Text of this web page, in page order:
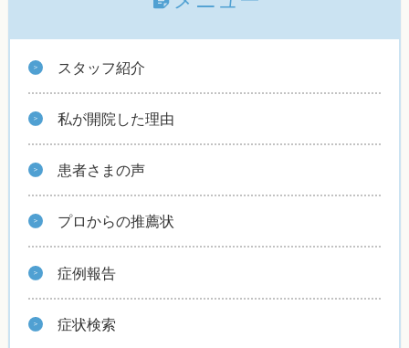
スタッフ紹介
私が開院した理由
患者さまの声
プロからの推薦状
症例報告
症状検索